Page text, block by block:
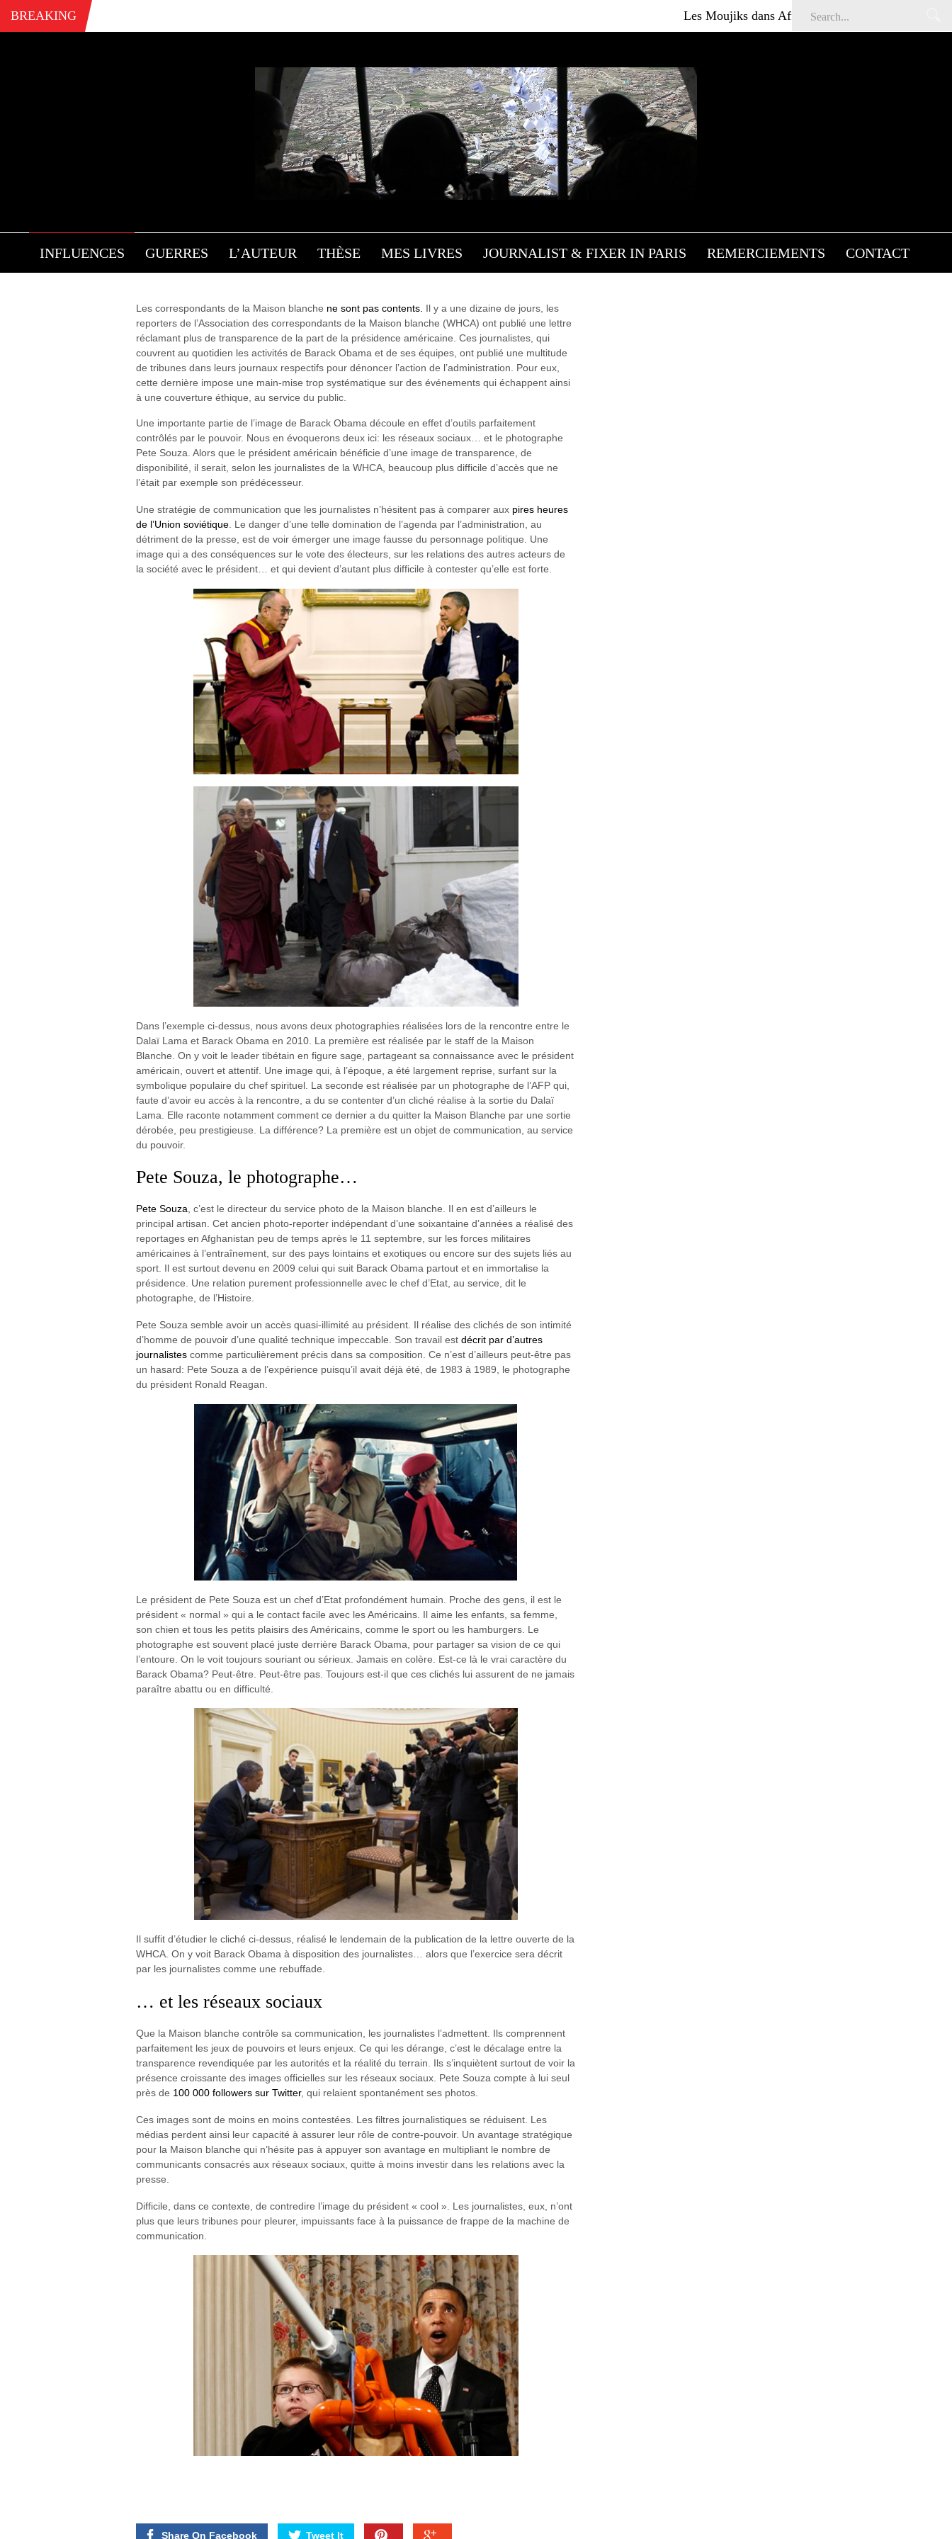
BREAKING Les Moujiks dans Affaires sensibles Articles gratuits
INFLUENCES GUERRES L’AUTEUR THÈSE MES LIVRES JOURNALIST & FIXER IN PARIS REMERCIEMENTS CONTACT
MAISON BLANCHE: LE
Influences / 6 décembre 2013
Les correspondants de la Maison blanche ne sont pas contents. Il y a une dizaine de jours, les
reporters de l’Association des correspondants de la Maison blanche (WHCA) ont publié une lettre
réclamant plus de transparence de la part de la présidence américaine. Ces journalistes, qui
couvrent au quotidien les activités de Barack Obama et de ses équipes, ont publié une multitude
de tribunes dans leurs journaux respectifs pour dénoncer l’action de l’administration. Pour eux,
cette dernière impose une main-mise trop systématique sur des événements qui échappent ainsi
à une couverture éthique, au service du public.
Une importante partie de l’image de Barack Obama découle en effet d’outils parfaitement
contrôlés par le pouvoir. Nous en évoquerons deux ici: les réseaux sociaux… et le photographe
Pete Souza. Alors que le président américain bénéficie d’une image de transparence, de
disponibilité, il serait, selon les journalistes de la WHCA, beaucoup plus difficile d’accès que ne
l’était par exemple son prédécesseur.
Une stratégie de communication que les journalistes n’hésitent pas à comparer aux pires heures
de l’Union soviétique . Le danger d’une telle domination de l’agenda par l’administration, au
détriment de la presse, est de voir émerger une image fausse du personnage politique. Une
image qui a des conséquences sur le vote des électeurs, sur les relations des autres acteurs de
la société avec le président… et qui devient d’autant plus difficile à contester qu’elle est forte.
Dans l’exemple ci-dessus, nous avons deux photographies réalisées lors de la rencontre entre le
Dalaï Lama et Barack Obama en 2010. La première est réalisée par le staff de la Maison
Blanche. On y voit le leader tibétain en figure sage, partageant sa connaissance avec le président
américain, ouvert et attentif. Une image qui, à l’époque, a été largement reprise, surfant sur la
symbolique populaire du chef spirituel. La seconde est réalisée par un photographe de l’AFP qui,
faute d’avoir eu accès à la rencontre, a du se contenter d’un cliché réalise à la sortie du Dalaï
Lama. Elle raconte notamment comment ce dernier a du quitter la Maison Blanche par une sortie
dérobée, peu prestigieuse. La différence? La première est un objet de communication, au service
du pouvoir.
Pete Souza, le photographe…
Pete Souza, c’est le directeur du service photo de la Maison blanche. Il en est d’ailleurs le
principal artisan. Cet ancien photo-reporter indépendant d’une soixantaine d’années a réalisé des
reportages en Afghanistan peu de temps après le 11 septembre, sur les forces militaires
américaines à l’entraînement, sur des pays lointains et exotiques ou encore sur des sujets liés au
sport. Il est surtout devenu en 2009 celui qui suit Barack Obama partout et en immortalise la
présidence. Une relation purement professionnelle avec le chef d’Etat, au service, dit le
photographe, de l’Histoire.
Pete Souza semble avoir un accès quasi-illimité au président. Il réalise des clichés de son intimité
d’homme de pouvoir d’une qualité technique impeccable. Son travail est décrit par d’autres
journalistes comme particulièrement précis dans sa composition. Ce n’est d’ailleurs peut-être pas
un hasard: Pete Souza a de l’expérience puisqu’il avait déjà été, de 1983 à 1989, le photographe
du président Ronald Reagan.
Le président de Pete Souza est un chef d’Etat profondément humain. Proche des gens, il est le
président « normal » qui a le contact facile avec les Américains. Il aime les enfants, sa femme,
son chien et tous les petits plaisirs des Américains, comme le sport ou les hamburgers. Le
photographe est souvent placé juste derrière Barack Obama, pour partager sa vision de ce qui
l’entoure. On le voit toujours souriant ou sérieux. Jamais en colère. Est-ce là le vrai caractère du
Barack Obama? Peut-être. Peut-être pas. Toujours est-il que ces clichés lui assurent de ne jamais
paraître abattu ou en difficulté.
Il suffit d’étudier le cliché ci-dessus, réalisé le lendemain de la publication de la lettre ouverte de la
WHCA. On y voit Barack Obama à disposition des journalistes… alors que l’exercice sera décrit
par les journalistes comme une rebuffade.
… et les réseaux sociaux
Que la Maison blanche contrôle sa communication, les journalistes l’admettent. Ils comprennent
parfaitement les jeux de pouvoirs et leurs enjeux. Ce qui les dérange, c’est le décalage entre la
transparence revendiquée par les autorités et la réalité du terrain. Ils s’inquiètent surtout de voir la
présence croissante des images officielles sur les réseaux sociaux. Pete Souza compte à lui seul
près de 100 000 followers sur Twitter, qui relaient spontanément ses photos.
Ces images sont de moins en moins contestées. Les filtres journalistiques se réduisent. Les
médias perdent ainsi leur capacité à assurer leur rôle de contre-pouvoir. Un avantage stratégique
pour la Maison blanche qui n’hésite pas à appuyer son avantage en multipliant le nombre de
communicants consacrés aux réseaux sociaux, quitte à moins investir dans les relations avec la
presse.
Difficile, dans ce contexte, de contredire l’image du président « cool ». Les journalistes, eux, n’ont
plus que leurs tribunes pour pleurer, impuissants face à la puissance de frappe de la machine de
communication.
Share On Facebook Tweet It